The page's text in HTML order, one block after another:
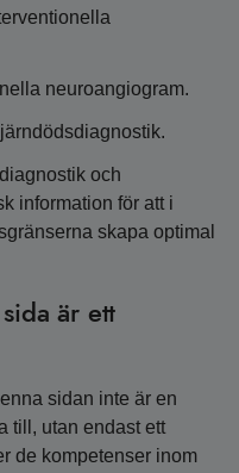
neuroangiogram.
och
information för att i
skapa optimal
är ett
sidan inte är en
till, utan endast ett
de kompetenser inom